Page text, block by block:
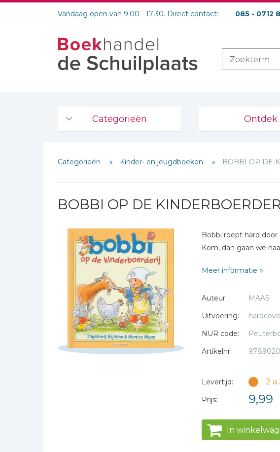
Vandaag open van 9:00 - 17:30. Direct contact: 085 - 0712
Categorieën
De Bijbel
Bijbelse Dagboeken 2026
Bijbelstudie groepen
Bibles Foreign
Languages
Bijbelstudie
Geloof, duurzaamheid
en mileu
Benodigdheden voor
kerken
Christelijke spellen
Christelijke stripboeken
Eten en koken
Ontdek
Categorieën Kinder- en jeugdboeken BOBBI OP DE
BOBBI OP DE
Bobbi roept hard
Kom, dan gaan we
Meer informatie
Auteur:
MAAS
Uitvoering:
NUR code:
Artikelnr:
Levertijd: 2 a
Prijs: 9,99
In
Naam *
E-mail *